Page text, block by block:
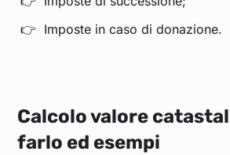
Imposte in caso di donazione.
Calcolo valore
farlo ed esempi